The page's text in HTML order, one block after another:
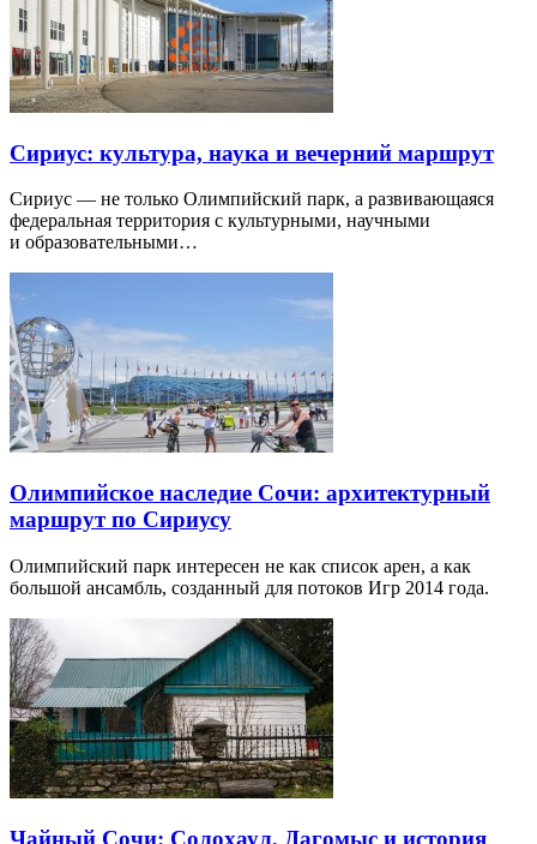
Сириус: культура, наука и вечерний маршрут
Сириус — не только Олимпийский парк, а развивающаяся
федеральная территория с культурными, научными
и образовательными…
Олимпийское наследие Сочи: архитектурный
маршрут по Сириусу
Олимпийский парк интересен не как список арен, а как
большой ансамбль, созданный для потоков Игр 2014 года.
Чайный Сочи: Солохаул, Дагомыс и история